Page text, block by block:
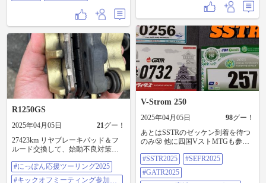
ンでとても綺麗✨ 下仁田ジオパー
クは元々、学校みたいな感じでし
ング2025 #ご刻印 #八ッ場ダム
#SEFR2025 #GATR2025 #にっぽん
R1250GS
2025年04月05日 21グー！
27423km リヤブレーキパッド＆フ
ルード交換して、始動不良対策に
援ツーリングゼッケン貼り付けて
月末のキックオフミーティングの
#にっぽん応援ツーリング2025
#キックオフミーティング参加し
V-Strom 250
2025年04月05日 98グー！
あとはSSTRのゼッケン到着を待つ
のみ😤 他に四国VストMTGも参加
#SEFR2025 #GATR2025 #にっぽん
応援ツーリング2025
#SSTR2025
#SEFR2025
#GATR2025